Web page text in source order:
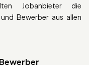
Jobanbieter die
Bewerber aus allen